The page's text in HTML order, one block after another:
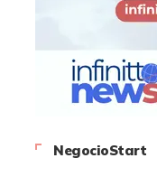
NegocioStart